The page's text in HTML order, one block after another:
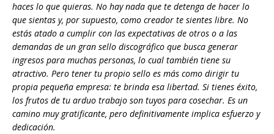
haces lo que quieras. No hay nada que te detenga de hacer lo
que sientas y, por supuesto, como creador te sientes libre. No
estás atado a cumplir con las expectativas de otros o a las
demandas de un gran sello discográfico que busca generar
ingresos para muchas personas, lo cual también tiene su
atractivo. Pero tener tu propio sello es más como dirigir tu
propia pequeña empresa: te brinda esa libertad. Si tienes éxito,
los frutos de tu arduo trabajo son tuyos para cosechar. Es un
camino muy gratificante, pero definitivamente implica esfuerzo y
dedicación.